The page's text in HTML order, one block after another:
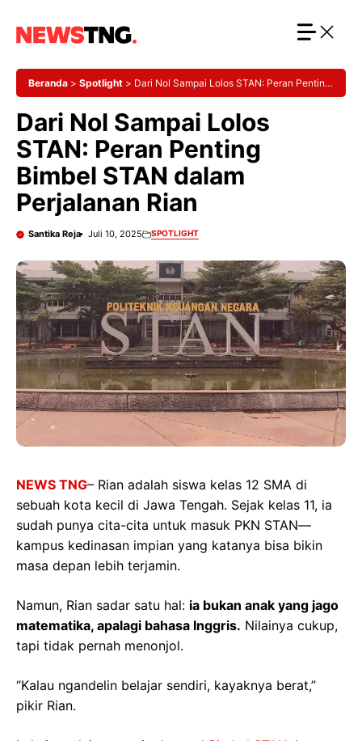
Beranda > Spotlight > Dari Nol Sampai Lolos STAN: Peran Penting
Dari Nol Sampai Lolos
STAN: Peran Penting
Bimbel STAN dalam
Perjalanan Rian
Santika Reja Juli 10, 2025 SPOTLIGHT
NEWS TNG– Rian adalah siswa kelas 12 SMA di
sebuah kota kecil di Jawa Tengah. Sejak kelas 11, ia
sudah punya cita-cita untuk masuk PKN STAN—
kampus kedinasan impian yang katanya bisa bikin
masa depan lebih terjamin.
Namun, Rian sadar satu hal: ia bukan anak yang jago
matematika, apalagi bahasa Inggris. Nilainya cukup,
tapi tidak pernah menonjol.
“Kalau ngandelin belajar sendiri, kayaknya berat,”
pikir Rian.